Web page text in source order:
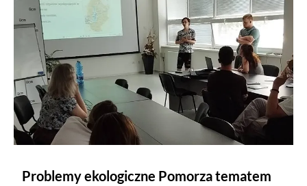
Problemy ekologiczne Pomorza tematem